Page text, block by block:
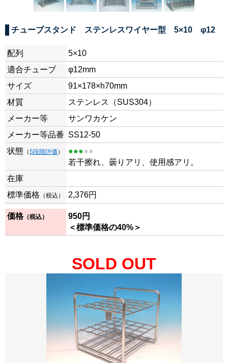
チューブスタンド ステンレスワイヤー型 5×10 φ12
配列
5×10
適合チューブ
φ12mm
サイズ
91×178×h70mm
材質
ステンレス（SUS304）
メーカー等
サンワカケン
メーカー等品番 SS12-50
状態 （5段階評価 ） ●●●●●
若干擦れ、曇りアリ、使用感アリ。
在庫
標準価格 （税込） 2,376円
価格（税込） 950円
＜標準価格の40%＞
SOLD OUT